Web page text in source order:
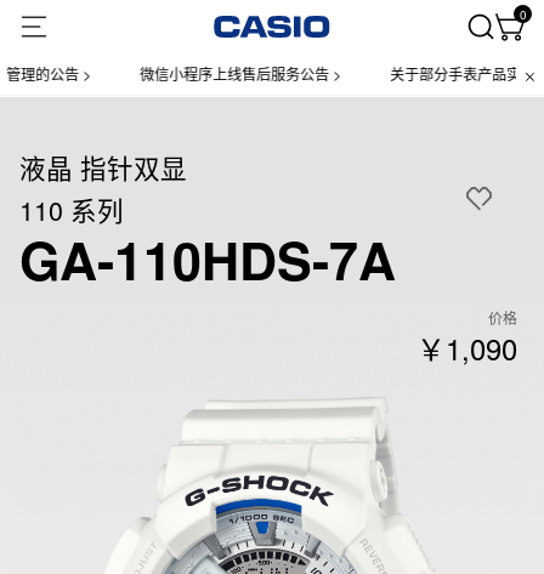
0
公告 > 微信小程序上线售后服务公告 > 关于部分手表产品实施【一
液晶 指针双显
110 系列
GA-110HDS-7A
价格
￥1,090